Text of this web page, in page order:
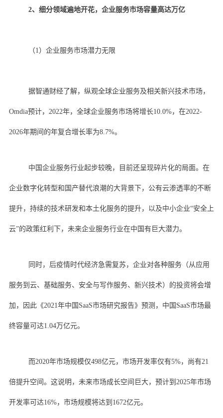
2、细分领域遍地开花，企业服务市场容量高达万亿
（1）企业服务市场潜力无限
据智通财经了解，纵观全球企业服务及相关新兴技术市场，
Omdia预计，2022年，全球企业服务市场将增长10.0%，在2022-
2026年期间的年复合增长率为8.7%。
中国企业服务行业起步较晚，目前还呈现碎片化的局面。在
企业数字化转型和国产替代浪潮的大背景下，公有云渗透率的不断
提升，持续的技术研发和本土化服务的提升，以及中小企业“安全上
云”的政策红利下，未来企业服务行业在中国有巨大潜力。
同时，后疫情时代经济急需复苏，企业对各种服务（从应用
服务到云、基础服务、安全与写作服务、新兴技术）的投资将会增
加，因此《2021年中国SaaS市场研究报告》预测，中国SaaS市场最
终容量可达1.04万亿元。
而2020年市场规模仅498亿元，市场开发率仅有5%，尚有21
倍提升空间。这说明，未来市场成长空间巨大，预计到2025年市场
开发率可达16%，市场规模将达到1672亿元。